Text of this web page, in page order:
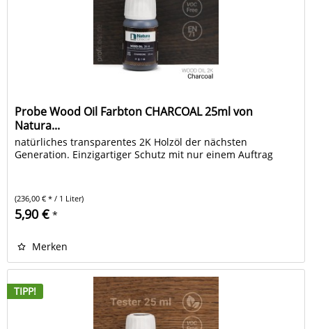
Probe Wood Oil Farbton CHARCOAL 25ml von
Natura...
natürliches transparentes 2K Holzöl der nächsten
Generation. Einzigartiger Schutz mit nur einem Auftrag
(236,00 € * / 1 Liter)
5,90 € *
Merken
TIPP!